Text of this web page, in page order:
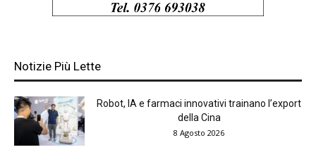
Notizie Più Lette
Robot, IA e farmaci innovativi trainano l’export
della Cina
8 Agosto 2026